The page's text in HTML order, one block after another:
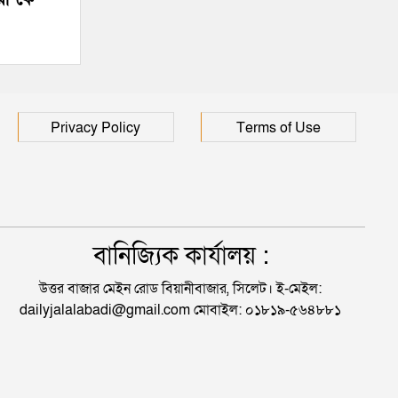
Privacy Policy Terms of Use
বানিজ্যিক কার্যালয় :
উত্তর বাজার মেইন রোড বিয়ানীবাজার, সিলেট। ই-মেইল:
dailyjalalabadi@gmail.com মোবাইল: ০১৮১৯-৫৬৪৮৮১